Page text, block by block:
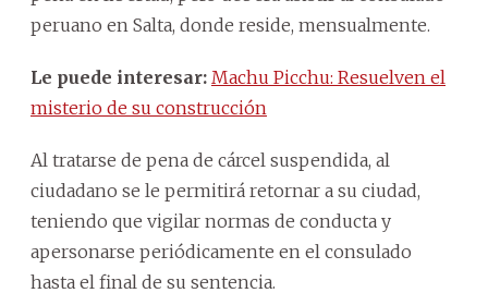
peruano en Salta, donde reside, mensualmente.
Le puede interesar: Machu Picchu: Resuelven el
misterio de su construcción
Al tratarse de pena de cárcel suspendida, al
ciudadano se le permitirá retornar a su ciudad,
teniendo que vigilar normas de conducta y
apersonarse periódicamente en el consulado
hasta el final de su sentencia.